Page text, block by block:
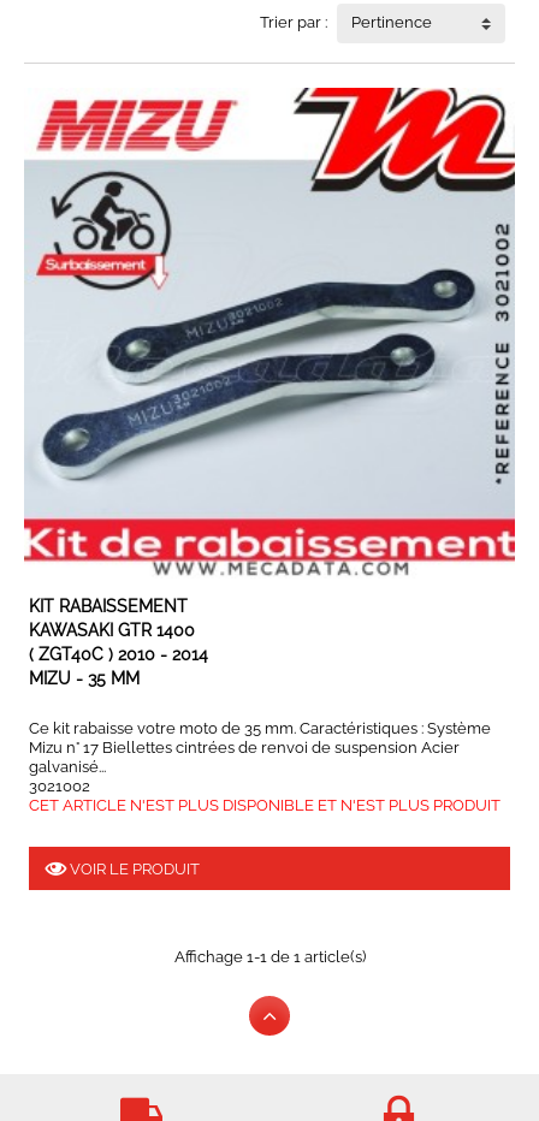
Trier par : Pertinence
KIT RABAISSEMENT
KAWASAKI GTR 1400
( ZGT40C ) 2010 - 2014
MIZU - 35 MM
Ce kit rabaisse votre moto de 35 mm. Caractéristiques : Système
Mizu n° 17 Biellettes cintrées de renvoi de suspension Acier
galvanisé...
3021002
CET ARTICLE N'EST PLUS DISPONIBLE ET N'EST PLUS PRODUIT
VOIR LE PRODUIT
Affichage 1-1 de 1 article(s)